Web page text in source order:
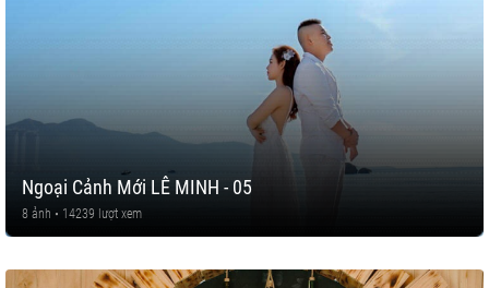
Ngoại Cảnh Mới LÊ MINH - 05
8 ảnh • 14239 lượt xem